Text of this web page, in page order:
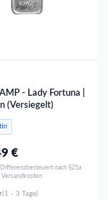
- Lady Fortuna |
(Versiegelt)
€
nach §25a
Versandkosten
(1 - 3 Tage)